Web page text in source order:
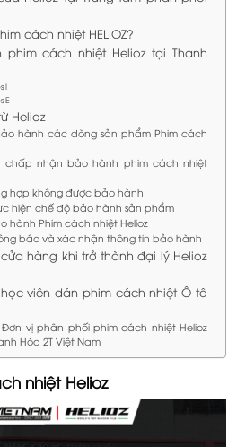
cách nhiệt HELIOZ?
cách nhiệt Helioz tại Thanh
I
E
Helioz
hành các dòng sản phẩm Phim cách
nhận bảo hành phim cách nhiệt
không được bảo hành
hiện chế độ bảo hành sản phẩm
Phim cách nhiệt Helioz
báo và xác nhận thông tin bảo hành
hàng khi trở thành đại lý Helioz
viên dán phim cách nhiệt Ô tô
Đơn vị phân phối phim cách nhiệt Helioz
Hóa 2T Việt Nam
nhiệt Helioz